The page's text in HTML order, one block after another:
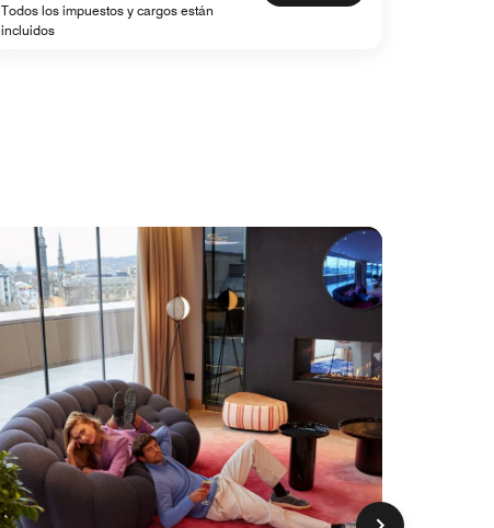
Todos los impuestos y cargos están
incluidos